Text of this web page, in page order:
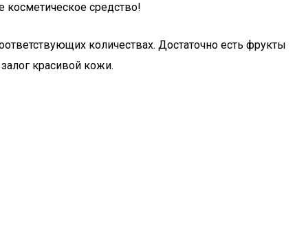
косметическое средство!
количествах. Достаточно есть фрукты
красивой кожи.